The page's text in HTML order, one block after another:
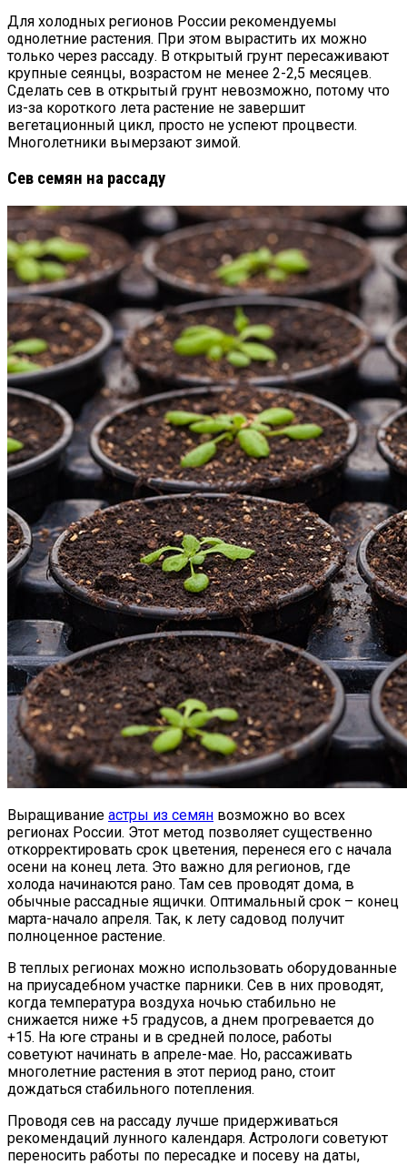
Для холодных регионов России рекомендуемы
однолетние растения. При этом вырастить их можно
только через рассаду. В открытый грунт пересаживают
крупные сеянцы, возрастом не менее 2-2,5 месяцев.
Сделать сев в открытый грунт невозможно, потому что
из-за короткого лета растение не завершит
вегетационный цикл, просто не успеют процвести.
Многолетники вымерзают зимой.
Сев семян на рассаду
Выращивание астры из семян возможно во всех
регионах России. Этот метод позволяет существенно
откорректировать срок цветения, перенеся его с начала
осени на конец лета. Это важно для регионов, где
холода начинаются рано. Там сев проводят дома, в
обычные рассадные ящички. Оптимальный срок – конец
марта-начало апреля. Так, к лету садовод получит
полноценное растение.
В теплых регионах можно использовать оборудованные
на приусадебном участке парники. Сев в них проводят,
когда температура воздуха ночью стабильно не
снижается ниже +5 градусов, а днем прогревается до
+15. На юге страны и в средней полосе, работы
советуют начинать в апреле-мае. Но, рассаживать
многолетние растения в этот период рано, стоит
дождаться стабильного потепления.
Проводя сев на рассаду лучше придерживаться
рекомендаций лунного календаря. Астрологи советуют
переносить работы по пересадке и посеву на даты,